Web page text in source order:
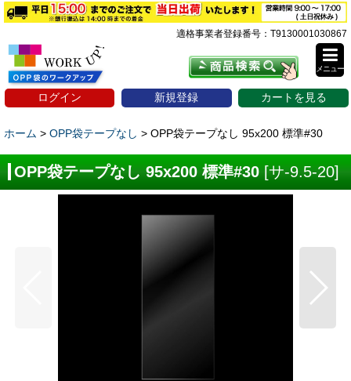
適格事業者登録番号：T9130001030867
ログイン 新規登録 カートを見る
メニュー
ホーム > OPP袋テープなし > OPP袋テープなし 95x200 標準#30
OPP袋テープなし 95x200 標準#30 [サ-9.5-20]